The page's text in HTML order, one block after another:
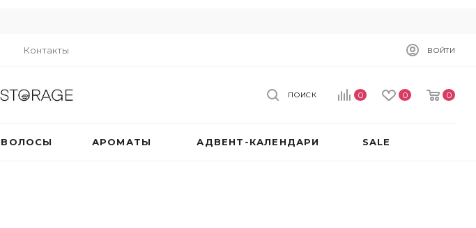
Контакты ВОЙТИ
0 0 0
ПОИСК
ВОЛОСЫ АРОМАТЫ АДВЕНТ-КАЛЕНДАРИ SALE